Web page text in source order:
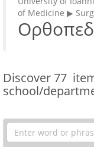
of Medicine ▶
Discover 77
school/